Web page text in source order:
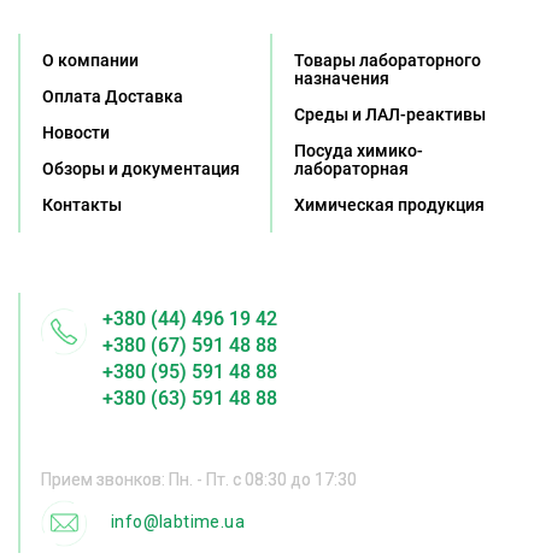
О компании
Оплата Доставка
Новости
Обзоры и документация
Контакты
Товары лабораторного
назначения
Среды и ЛАЛ-реактивы
Посуда химико-
лабораторная
Химическая продукция
+380 (44) 496 19 42
+380 (67) 591 48 88
+380 (95) 591 48 88
+380 (63) 591 48 88
Прием звонков: Пн. - Пт. с 08:30 до 17:30
info@labtime.ua